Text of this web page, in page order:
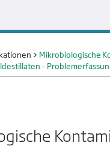
> Mikrobiologische
–